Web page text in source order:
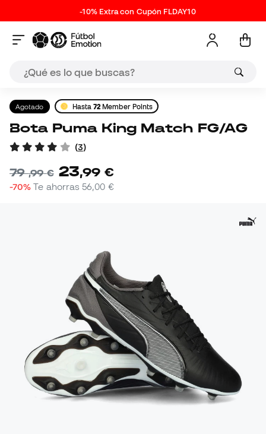
-10% Extra con Cupón FLDAY10
Agotado Hasta72 Member Points
Bota Puma King Match FG/AG
(3)
79,99 € 23,99 €
-70% Te ahorras56,00 €